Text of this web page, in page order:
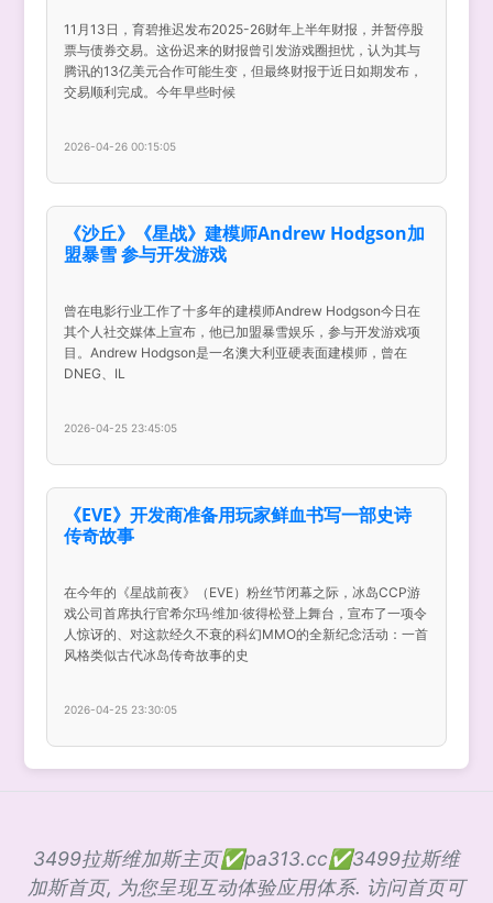
11月13日，育碧推迟发布2025-26财年上半年财报，并暂停股
票与债券交易。这份迟来的财报曾引发游戏圈担忧，认为其与
腾讯的13亿美元合作可能生变，但最终财报于近日如期发布，
交易顺利完成。今年早些时候
2026-04-26 00:15:05
《沙丘》《星战》建模师Andrew Hodgson加
盟暴雪 参与开发游戏
曾在电影行业工作了十多年的建模师Andrew Hodgson今日在
其个人社交媒体上宣布，他已加盟暴雪娱乐，参与开发游戏项
目。Andrew Hodgson是一名澳大利亚硬表面建模师，曾在
DNEG、IL
2026-04-25 23:45:05
《EVE》开发商准备用玩家鲜血书写一部史诗
传奇故事
在今年的《星战前夜》（EVE）粉丝节闭幕之际，冰岛CCP游
戏公司首席执行官希尔玛·维加·彼得松登上舞台，宣布了一项令
人惊讶的、对这款经久不衰的科幻MMO的全新纪念活动：一首
风格类似古代冰岛传奇故事的史
2026-04-25 23:30:05
3499拉斯维加斯主页✅pa313.cc✅3499拉斯维
加斯首页, 为您呈现互动体验应用体系. 访问首页可